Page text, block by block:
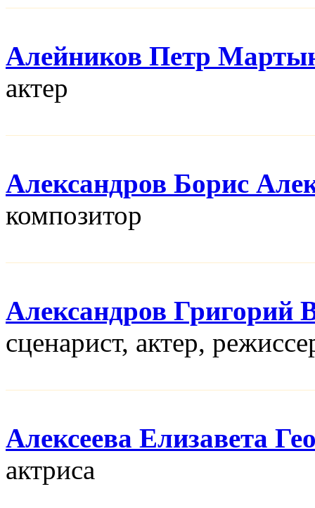
Алейников Петр
актер
Александров Борис
композитор
Александров Григорий
сценарист, актер,
Алексеева Елизавета
актриса